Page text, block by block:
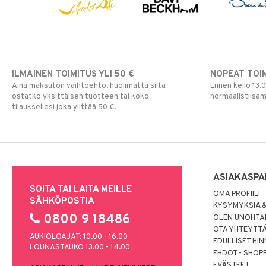
ILMAINEN TOIMITUS YLI 50 €
Aina maksuton vaihtoehto, huolimatta siitä
ostatko yksittäisen tuotteen tai koko
tilauksellesi joka ylittää 50 €.
NOPEAT
Ennen kello
normaalisti
SOITA TAI LAITA MEILLE
SÄHKÖPOSTIA
0800 9 18486
AUKIOLOAJAT: 10.00 - 16.00
LOUNASTAUKO 13.00 - 14.00
OMA PROFIILI
KYSYMYKSIÄ
OLEN
OTA
EDULLISET
EHDOT -